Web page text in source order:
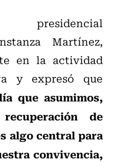
Martínez,
en la actividad
y expresó que
que asumimos,
de
algo central para
convivencia,